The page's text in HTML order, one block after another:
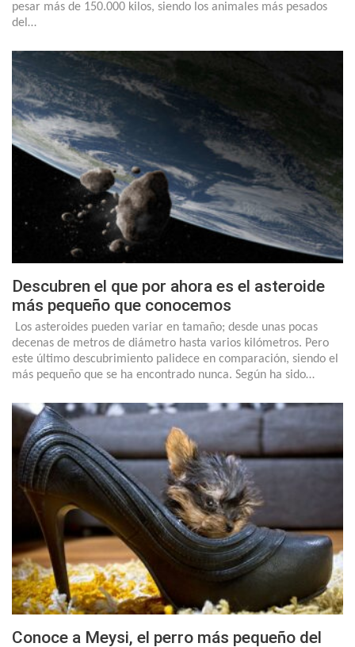
pesar más de 150.000 kilos, siendo los animales más pesados
del…
Descubren el que por ahora es el asteroide
más pequeño que conocemos
Los asteroides pueden variar en tamaño; desde unas pocas
decenas de metros de diámetro hasta varios kilómetros. Pero
este último descubrimiento palidece en comparación, siendo el
más pequeño que se ha encontrado nunca. Según ha sido…
Conoce a Meysi, el perro más pequeño del